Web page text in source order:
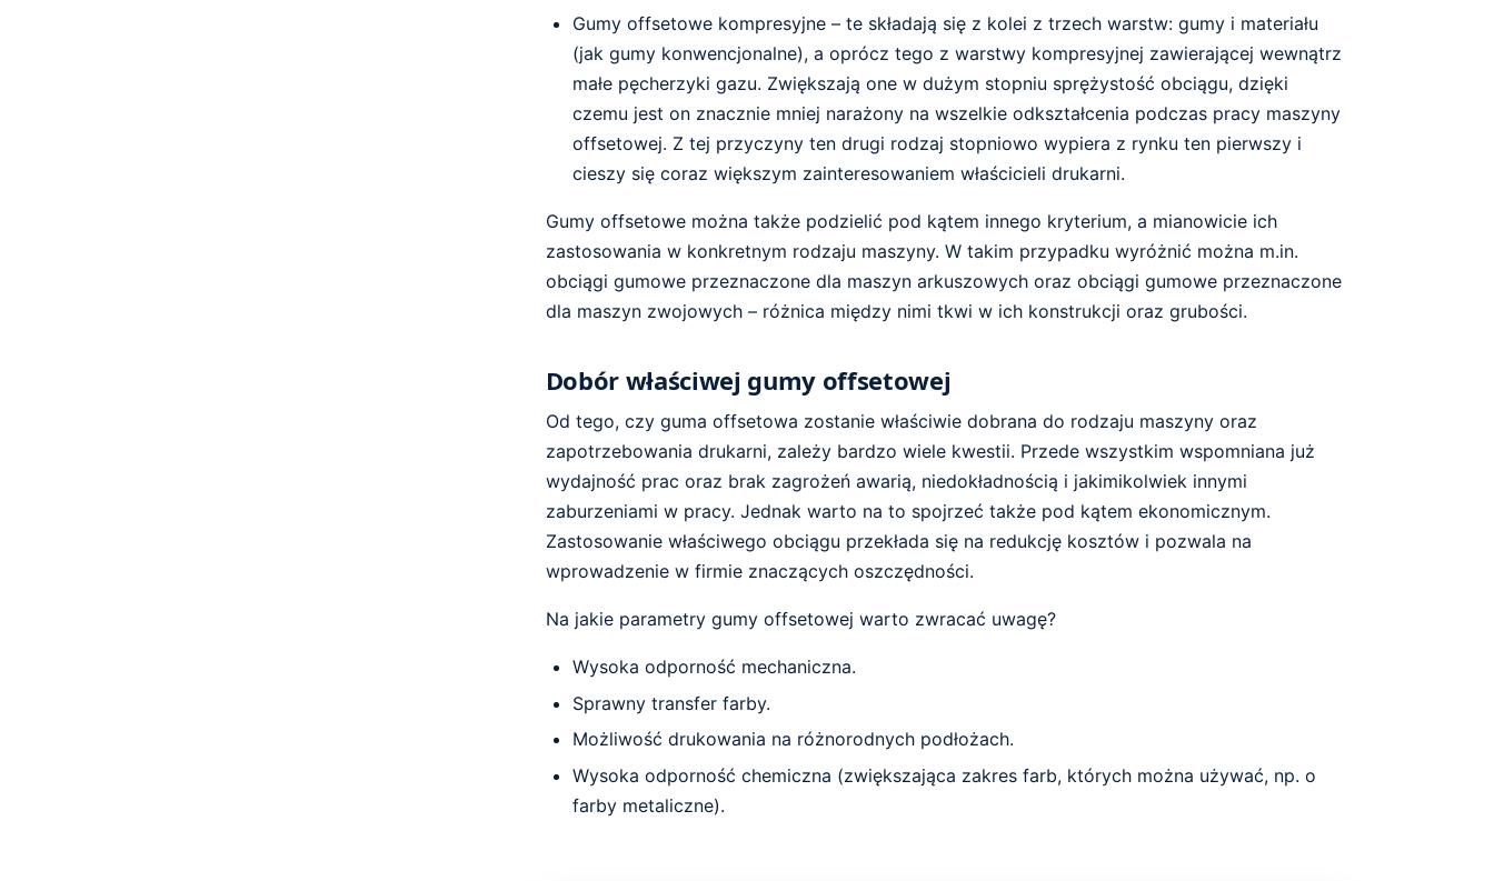
Gumy offsetowe kompresyjne – te składają się z kolei z trzech warstw: gumy i materiału
(jak gumy konwencjonalne), a oprócz tego z warstwy kompresyjnej zawierającej wewnątrz
małe pęcherzyki gazu. Zwiększają one w dużym stopniu sprężystość obciągu, dzięki
czemu jest on znacznie mniej narażony na wszelkie odkształcenia podczas pracy maszyny
offsetowej. Z tej przyczyny ten drugi rodzaj stopniowo wypiera z rynku ten pierwszy i
cieszy się coraz większym zainteresowaniem właścicieli drukarni.
Gumy offsetowe można także podzielić pod kątem innego kryterium, a mianowicie ich
zastosowania w konkretnym rodzaju maszyny. W takim przypadku wyróżnić można m.in.
obciągi gumowe przeznaczone dla maszyn arkuszowych oraz obciągi gumowe przeznaczone
dla maszyn zwojowych – różnica między nimi tkwi w ich konstrukcji oraz grubości.
Dobór właściwej gumy offsetowej
Od tego, czy guma offsetowa zostanie właściwie dobrana do rodzaju maszyny oraz
zapotrzebowania drukarni, zależy bardzo wiele kwestii. Przede wszystkim wspomniana już
wydajność prac oraz brak zagrożeń awarią, niedokładnością i jakimikolwiek innymi
zaburzeniami w pracy. Jednak warto na to spojrzeć także pod kątem ekonomicznym.
Zastosowanie właściwego obciągu przekłada się na redukcję kosztów i pozwala na
wprowadzenie w firmie znaczących oszczędności.
Na jakie parametry gumy offsetowej warto zwracać uwagę?
Wysoka odporność mechaniczna.
Sprawny transfer farby.
Możliwość drukowania na różnorodnych podłożach.
Wysoka odporność chemiczna (zwiększająca zakres farb, których można używać, np. o
farby metaliczne).